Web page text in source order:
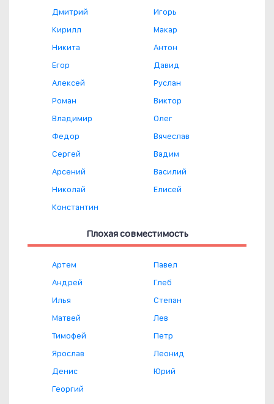
Дмитрий
Кирилл
Никита
Егор
Алексей
Роман
Владимир
Федор
Сергей
Арсений
Николай
Константин
Игорь
Макар
Антон
Давид
Руслан
Виктор
Олег
Вячеслав
Вадим
Василий
Елисей
Плохая совместимость
Артем
Андрей
Илья
Матвей
Тимофей
Ярослав
Денис
Георгий
Павел
Глеб
Степан
Лев
Петр
Леонид
Юрий